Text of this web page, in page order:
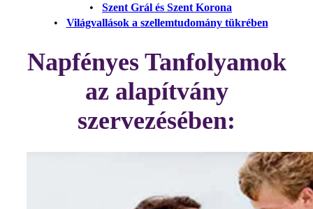
• Szent Grál és Szent Korona
• Világvallások a szellemtudomány tükrében
Napfényes Tanfolyamok
az alapítvány
szervezésében: